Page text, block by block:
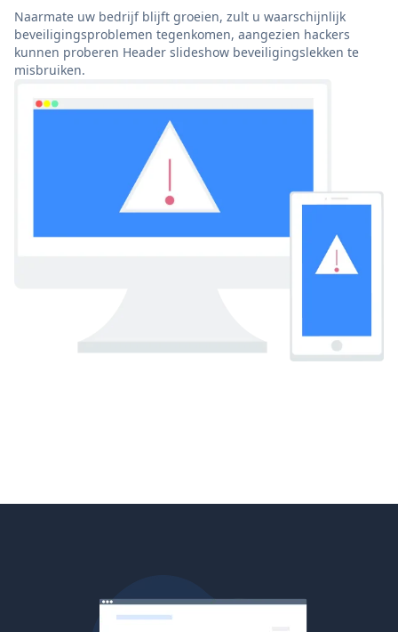
Naarmate uw bedrijf blijft groeien, zult u waarschijnlijk
beveiligingsproblemen tegenkomen, aangezien hackers
kunnen proberen Header slideshow beveiligingslekken te
misbruiken.